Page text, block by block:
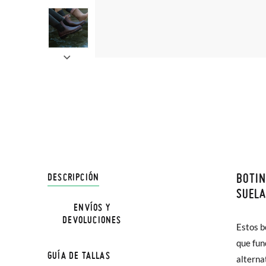
DESCRIPCIÓN
Estos
que
y las
ENVÍOS Y
DEVOLUCIONES
En
hasta
poco
En
GUÍA DE TALLAS